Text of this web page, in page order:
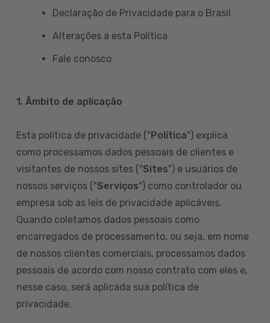
Declaração de Privacidade para o Brasil
Alterações a esta Política
Fale conosco
1. Âmbito de aplicação
Esta política de privacidade ("Política") explica
como processamos dados pessoais de clientes e
visitantes de nossos sites ("Sites") e usuários de
nossos serviços ("Serviços") como controlador ou
empresa sob as leis de privacidade aplicáveis.
Quando coletamos dados pessoais como
encarregados de processamento, ou seja, em nome
de nossos clientes comerciais, processamos dados
pessoais de acordo com nosso contrato com eles e,
nesse caso, será aplicada sua política de
privacidade.